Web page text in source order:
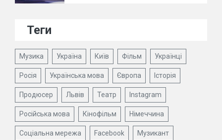
Теги
Музика Україна Київ Фільм Українці
Росія Українська мова Європа Історія
Продюсер Львів Театр Instagram
Російська мова Кінофільм Німеччина
Соціальна мережа Facebook Музикант